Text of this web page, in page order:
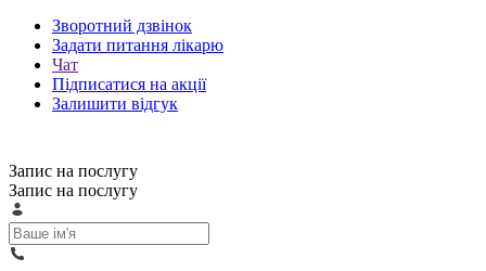
Зворотний дзвінок
Задати питання лікарю
Чат
Підписатися на акції
Залишити відгук
Запис на послугу
Запис на послугу